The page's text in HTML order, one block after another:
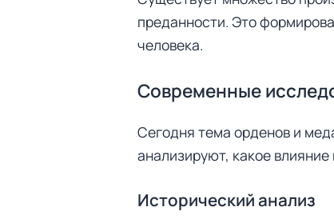
преданности. Это
человека.
Современные
Сегодня тема орденов и
анализируют, какое
Исторический анализ